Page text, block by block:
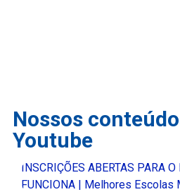
Nossos
Youtube
INSCRIÇÕES ABERTAS PARA
FUNCIONA | Melhores Escolas